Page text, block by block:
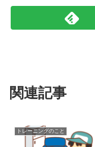
関連記事
トレーニングのこと